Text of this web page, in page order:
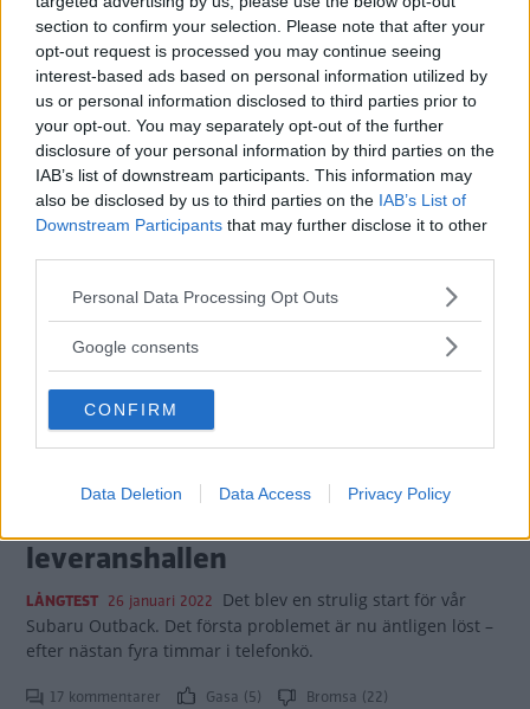
section to confirm your selection. Please note that after your
opt-out request is processed you may continue seeing
interest-based ads based on personal information utilized by
us or personal information disclosed to third parties prior to
your opt-out. You may separately opt-out of the further
disclosure of your personal information by third parties on the
IAB’s list of downstream participants. This information may
also be disclosed by us to third parties on the IAB’s List of
Downstream Participants that may further disclose it to other
Please note that this website/app uses one or more Google
not limited to your visit or usage behaviour. You may click to
use your data for below specified purposes in below Google
consent section.
Personal Data Processing Opt Outs
Google consents
CONFIRM
Data Deletion Data Access Privacy Policy
blixthalka och kallstarter. Årets vintertest bjöd på tuffa
utmaningar. Några stod oberörda inför vädrets makter,
andra hade det kämpigare.
8 kommentarer Gasa (14) Bromsa (14)
Subaru Outback slogs ut
av uppdatering – fast
på verkstad
Ett ovanligt fel har drabbat den
Subaru Outback som ingår i Vi Bilägares långteststall. Nu
väntar minst en vecka på verkstad.
7 kommentarer
Subaru Outback:
leveranshallen
LÅNGTEST 26 januari 2022 Det blev en strulig start för vår
Subaru Outback. Det första problemet är nu äntligen löst –
efter nästan fyra timmar i telefonkö.
17 kommentarer Gasa (5) Bromsa (22)